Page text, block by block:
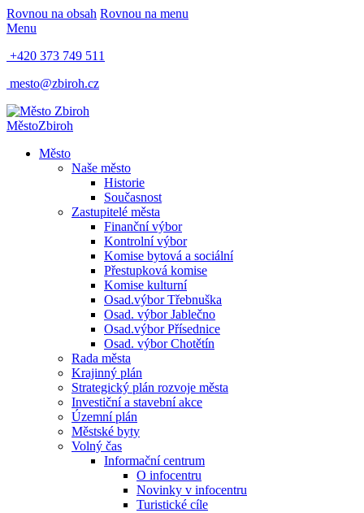
Rovnou na obsah Rovnou na menu
Menu
+420 373 749 511
mesto@zbiroh.cz
MěstoZbiroh
Město
Naše město
Historie
Současnost
Zastupitelé města
Finanční výbor
Kontrolní výbor
Komise bytová a sociální
Přestupková komise
Komise kulturní
Osad.výbor Třebnuška
Osad. výbor Jablečno
Osad.výbor Přísednice
Osad. výbor Chotětín
Rada města
Krajinný plán
Strategický plán rozvoje města
Investiční a stavební akce
Územní plán
Městské byty
Volný čas
Informační centrum
O infocentru
Novinky v infocentru
Turistické cíle